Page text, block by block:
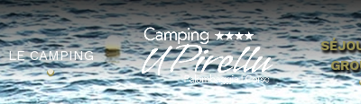
LE CAMPING